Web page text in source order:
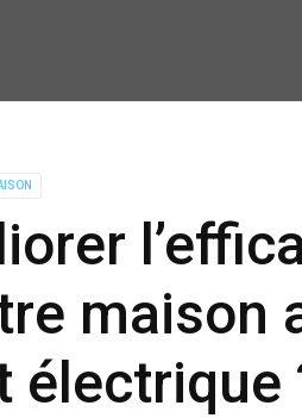
maison
électrique